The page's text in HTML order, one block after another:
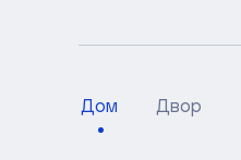
Дом Двор